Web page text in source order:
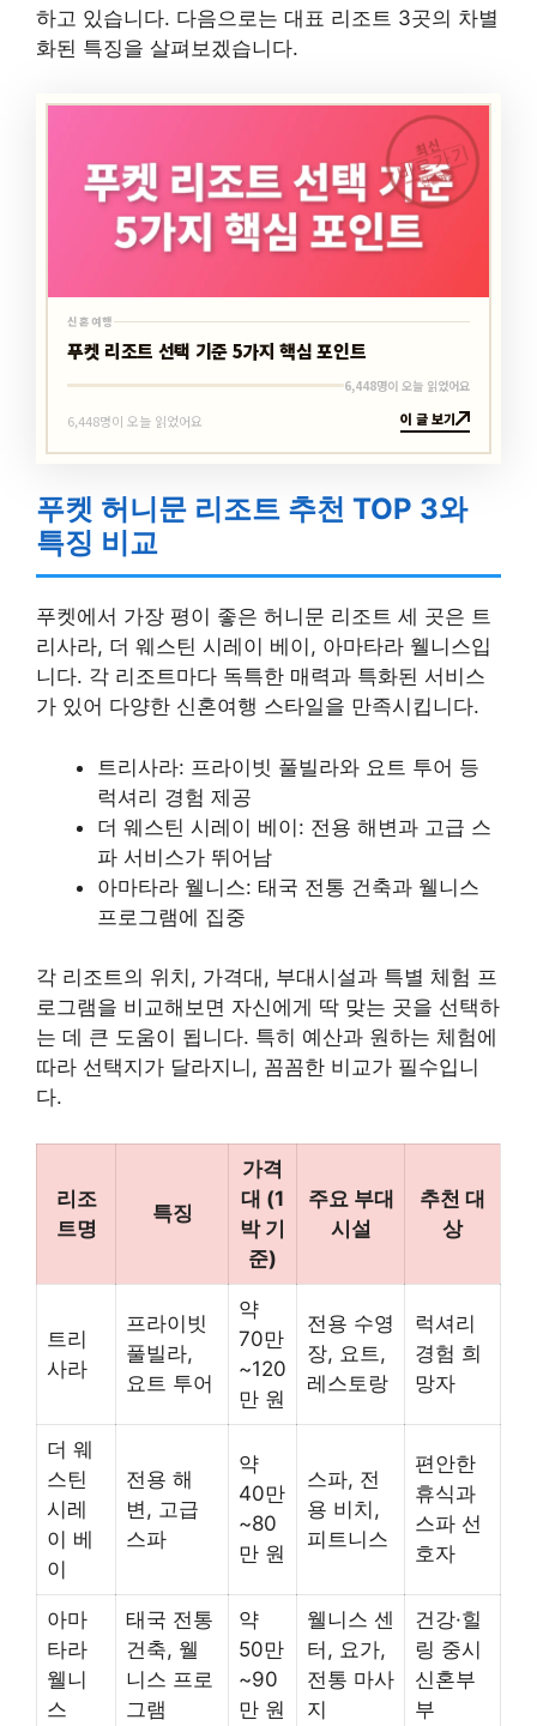
하고 있습니다. 다음으로는 대표 리조트 3곳의 차별
화된 특징을 살펴보겠습니다.
최신
바로가기
신혼여행
신혼여행
푸켓 리조트 선택 기준 5가지 핵심 포인트
6,448명이 오늘 읽었어요
6,448명이 오늘 읽었어요 이 글 보기
푸켓 허니문 리조트 추천 TOP 3와
특징 비교
푸켓에서 가장 평이 좋은 허니문 리조트 세 곳은 트
리사라, 더 웨스틴 시레이 베이, 아마타라 웰니스입
니다. 각 리조트마다 독특한 매력과 특화된 서비스
가 있어 다양한 신혼여행 스타일을 만족시킵니다.
트리사라: 프라이빗 풀빌라와 요트 투어 등
럭셔리 경험 제공
더 웨스틴 시레이 베이: 전용 해변과 고급 스
파 서비스가 뛰어남
아마타라 웰니스: 태국 전통 건축과 웰니스
프로그램에 집중
각 리조트의 위치, 가격대, 부대시설과 특별 체험 프
로그램을 비교해보면 자신에게 딱 맞는 곳을 선택하
는 데 큰 도움이 됩니다. 특히 예산과 원하는 체험에
따라 선택지가 달라지니, 꼼꼼한 비교가 필수입니
다.
리조
트명
특징
가격
대 (1
박 기
준)
주요 부대
시설
추천 대
상
트리
사라
프라이빗
풀빌라,
요트 투어
약
70만
~120
만 원
전용 수영
장, 요트,
레스토랑
럭셔리
경험 희
망자
더 웨
스틴
시레
이 베
이
전용 해
변, 고급
스파
약
40만
~80
만 원
스파, 전
용 비치,
피트니스
편안한
휴식과
스파 선
호자
아마
타라
웰니
스
태국 전통
건축, 웰
니스 프로
그램
약
50만
~90
만 원
웰니스 센
터, 요가,
전통 마사
지
건강·힐
링 중시
신혼부
부